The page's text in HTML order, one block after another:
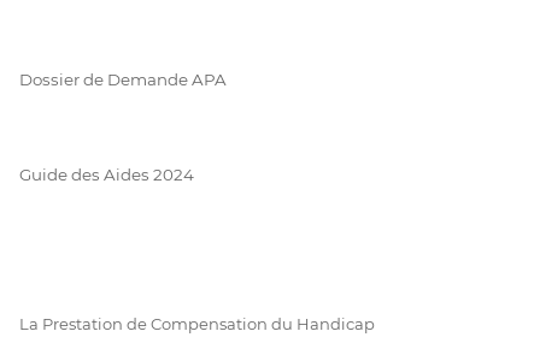
Dossier de Demande APA
Guide des Aides 2024
La Prestation de Compensation du Handicap